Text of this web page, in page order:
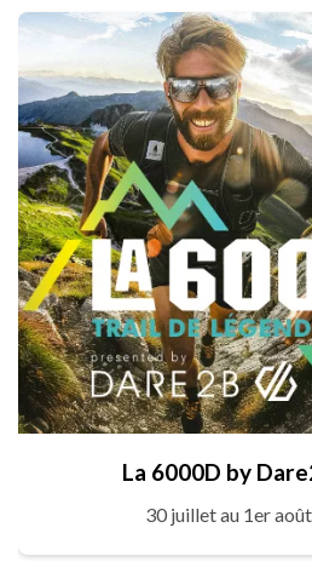
La 6000D by
30 juillet au 1er août